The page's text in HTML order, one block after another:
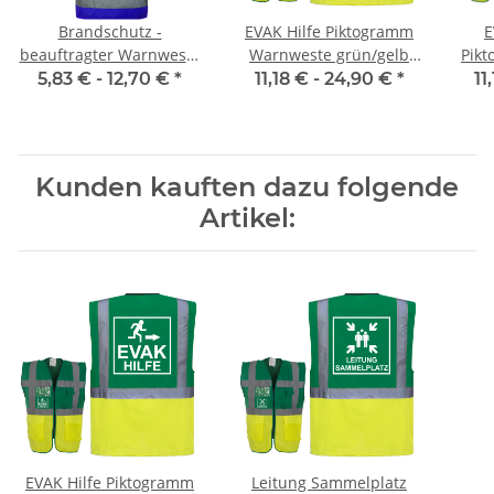
Brandschutz -
beauftragter Warnweste
Sonderfarbe in 10
5,83 € - 12,70 € *
EVAK Hilfe Piktogramm
Warnweste grün/gelb
mit vielen Taschen S-3XL
11,18 € - 24,90 € *
Kunden kauften dazu folgende
Artikel:
EVAK Hilfe Piktogramm
Leitung Sammelplatz